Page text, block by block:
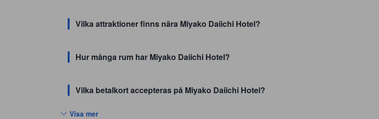
Vilka attraktioner finns nära Miyako Daiichi Hotel?
Hur många rum har Miyako Daiichi Hotel?
Vilka betalkort accepteras på Miyako Daiichi Hotel?
Visa mer